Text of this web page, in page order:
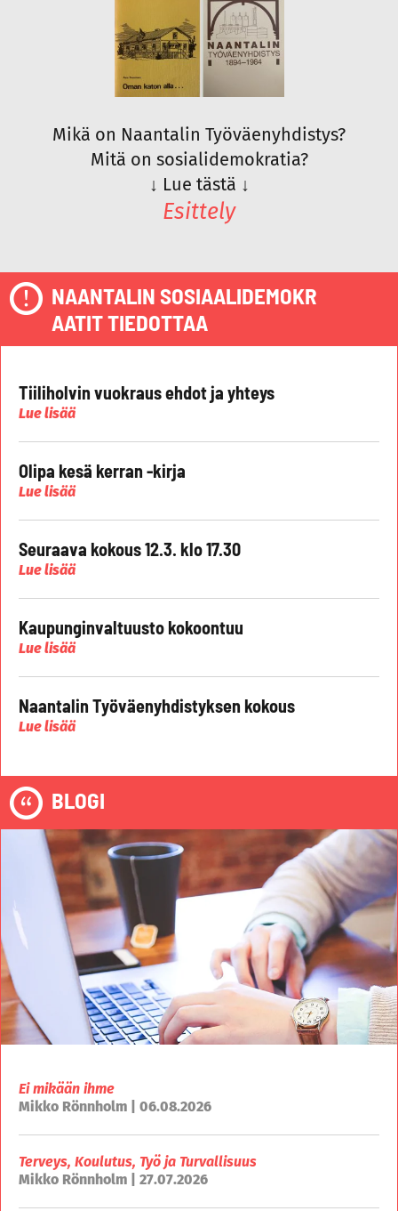
Mikä on Naantalin Työväenyhdistys?
Mitä on sosialidemokratia?
↓ Lue tästä ↓
Esittely
NAANTALIN SOSIAALIDEMOKR
AATIT TIEDOTTAA
Tiiliholvin vuokraus ehdot ja yhteys
Lue lisää
Olipa kesä kerran -kirja
Lue lisää
Seuraava kokous 12.3. klo 17.30
Lue lisää
Kaupunginvaltuusto kokoontuu
Lue lisää
Naantalin Työväenyhdistyksen kokous
Lue lisää
BLOGI
Ei mikään ihme
Mikko Rönnholm | 06.08.2026
Terveys, Koulutus, Työ ja Turvallisuus
Mikko Rönnholm | 27.07.2026